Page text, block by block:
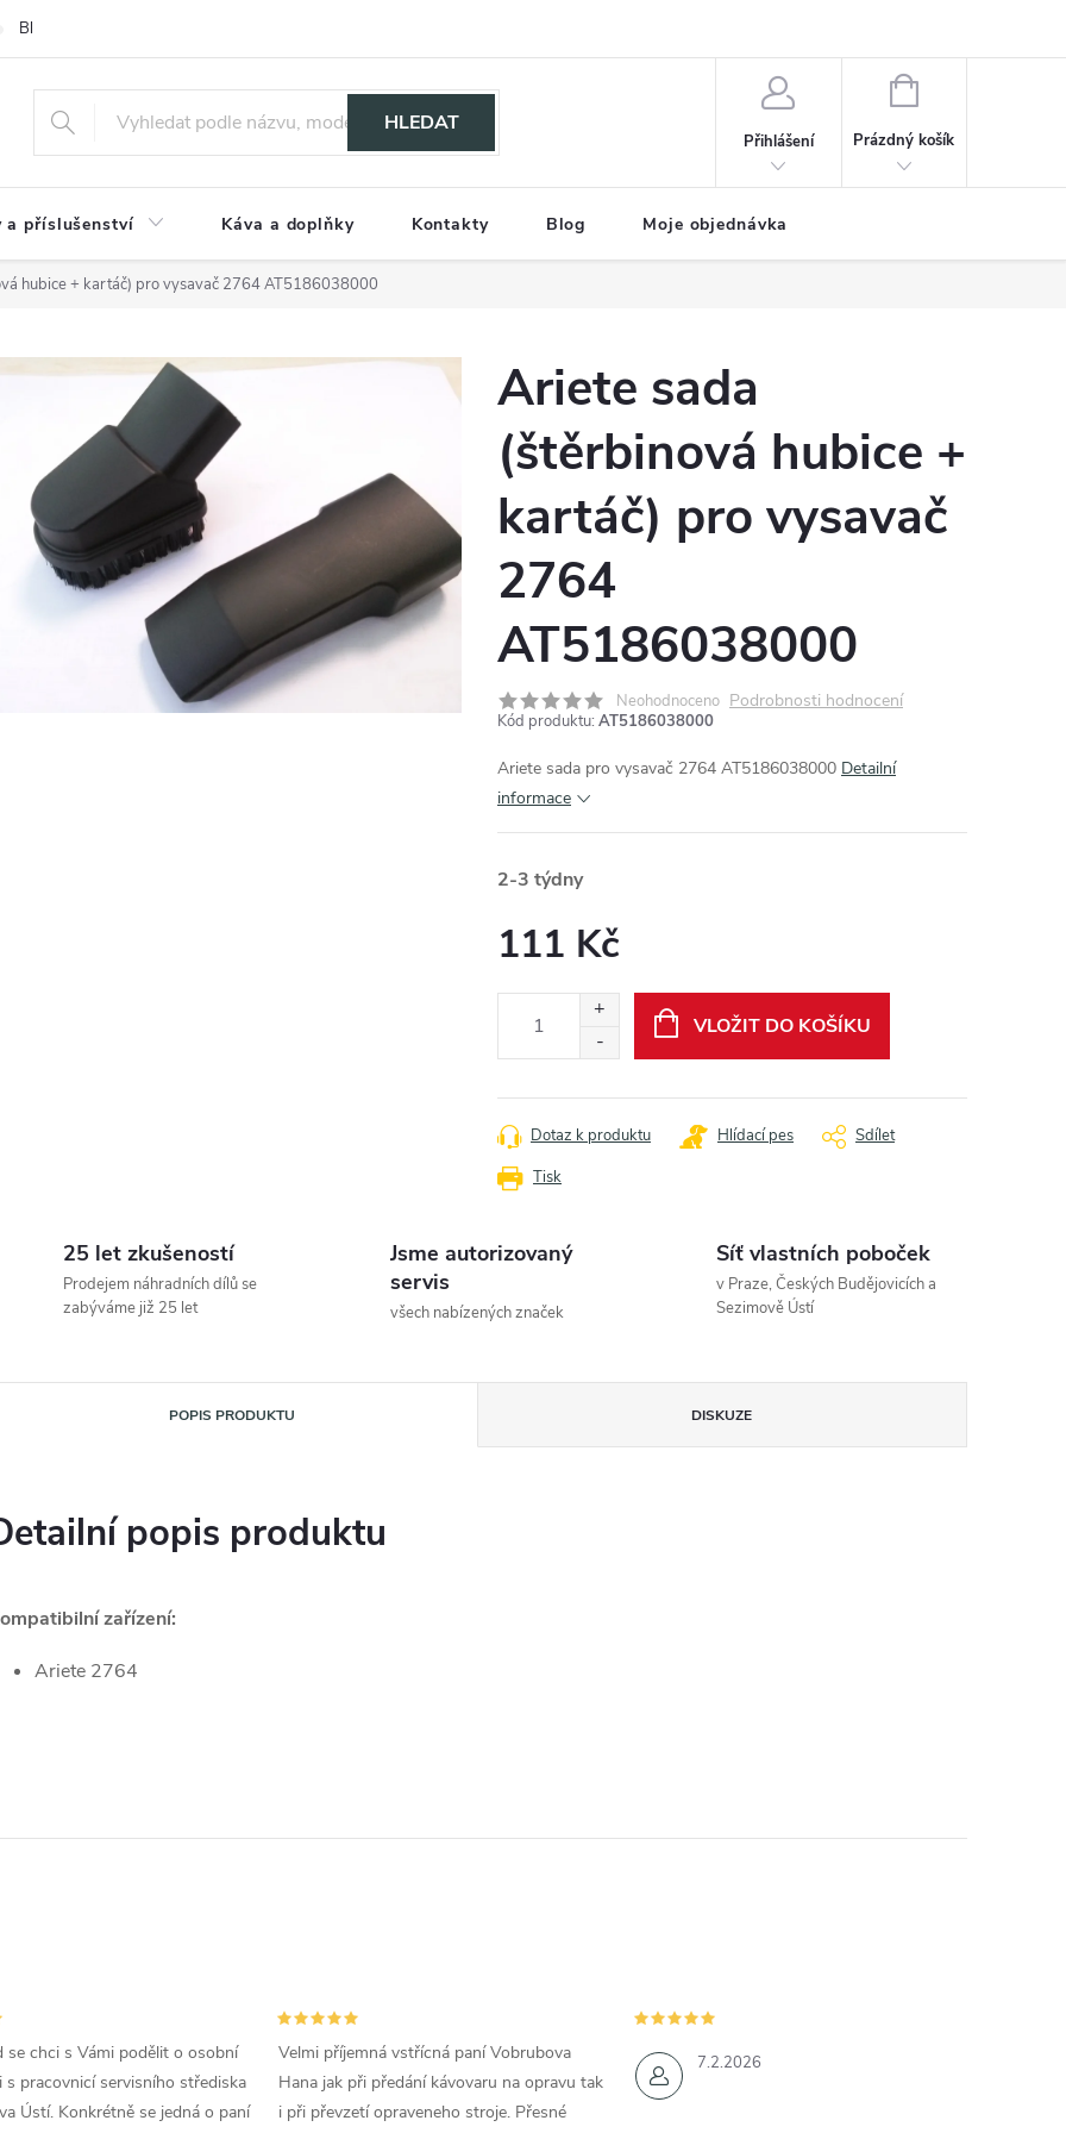
Blog
HLEDAT
Přihlášení
NÁKUPNÍ
Prázdný košík
a příslušenství Káva a doplňky Kontakty Blog Moje objednávka
hubice + kartáč) pro vysavač 2764 AT5186038000
Ariete sada
(štěrbinová hubice +
kartáč) pro vysavač
2764
AT5186038000
Neohodnoceno Podrobnosti hodnocení
Kód produktu: AT5186038000
Ariete sada pro vysavač 2764 AT5186038000 Detailní
informace
2-3 týdny
111 Kč
VLOŽIT DO KOŠÍKU
Tisk
Dotaz k produktu Hlídací pes Sdílet
25 let zkušeností
Prodejem náhradních dílů se
zabýváme již 25 let
Jsme autorizovaný
servis
všech nabízených značek
Síť vlastních poboček
v Praze, Českých Budějovicích a
Sezimově Ústí
POPIS PRODUKTU DISKUZE
popis produktu
zařízení:
Ariete 2764
se chci s Vámi podělit o osobní
s pracovnicí servisního střediska
Ústí. Konkrétně se jedná o paní
Velmi příjemná vstřícná paní Vobrubova
Hana jak při předání kávovaru na opravu tak
i při převzetí opraveneho stroje. Přesné
7.2.2026